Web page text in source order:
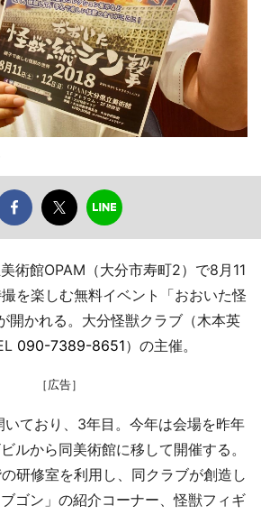
術館OPAM（大分市寿町2）で8月11
を楽しむ無料イベント「おおいた怪
開かれる。大分怪獣クラブ（木本英
090-7389-8651）の主催。
［広告］
ており、3年目。今年は会場を昨年
ルから同美術館に移して開催する。
研修室を利用し、同クラブが創造し
ゴン」の紹介コーナー、怪獣フィギ